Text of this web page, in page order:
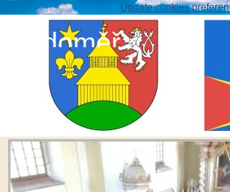
Update cookies
Sudoměř
Myslivci troubení